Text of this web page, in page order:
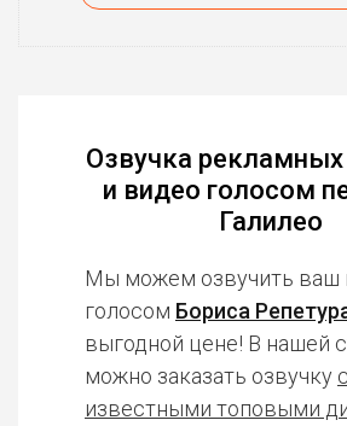
Озвучка
и видео голосом
Галилео
Мы можем озвучить ваш
голосом Бориса
выгодной цене! В нашей
можно заказать озвучку
известными топовыми